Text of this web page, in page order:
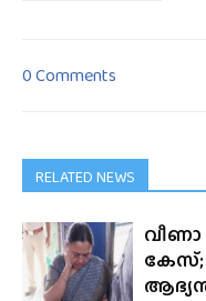
0 Comments
RELATED NEWS
വീണാ
കേസ്;